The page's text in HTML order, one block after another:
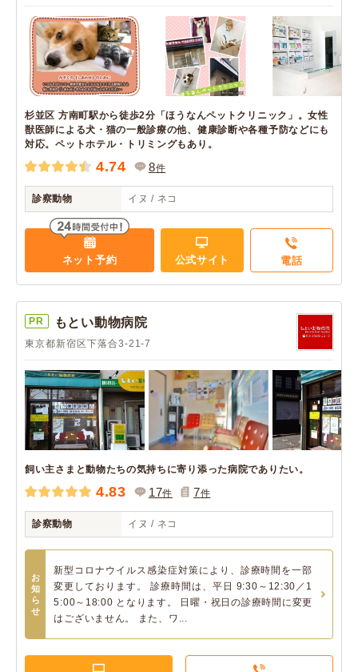
杉並区 方南町駅から徒歩2分「ほうなんペットクリニック」。女性
獣医師による犬・猫の一般診療の他、健康診断や各種予防などにも
対応。ペットホテル・トリミングもあり。
4.74 8件
診察動物 イヌ / ネコ
ネット予約 公式サイト 電話
PR もとい動物病院
東京都新宿区下落合3-21-7
飼い主さまと動物たちの気持ちに寄り添った病院でありたい。
4.83 17件 7件
診察動物 イヌ / ネコ
お
知
ら
せ
新型コロナウイルス感染症対策により、診療時間を一部
変更しております。 診療時間は、平日 9:30～12:30／1
5:00～18:00 となります。 日曜・祝日の診療時間に変更
はございません。 また、ワ...